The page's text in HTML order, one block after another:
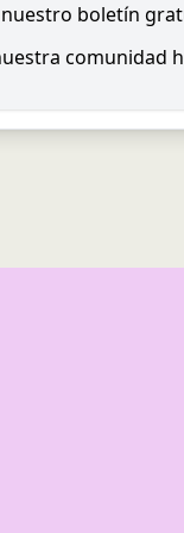
boletín
comunidad